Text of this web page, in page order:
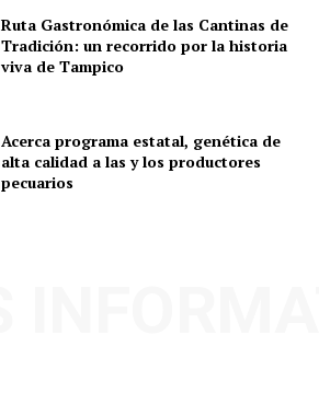
Ruta Gastronómica de las Cantinas de
Tradición: un recorrido por la historia
viva de Tampico
Acerca programa estatal, genética de
alta calidad a las y los productores
pecuarios